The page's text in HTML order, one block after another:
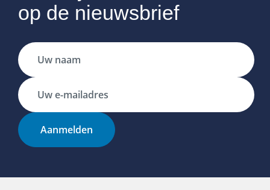
op de nieuwsbrief